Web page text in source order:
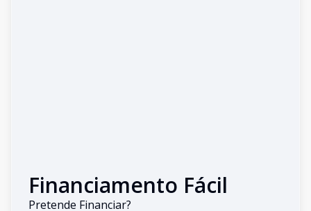
Financiamento Fácil
Pretende Financiar?